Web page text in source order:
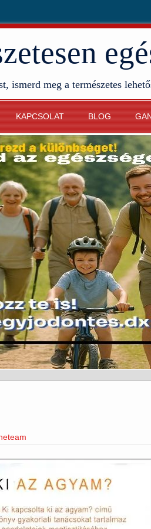
ismerd meg a természetes
KAPCSOLAT BLOG